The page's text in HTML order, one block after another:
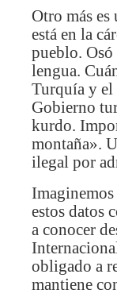
Otro más
está en la
pueblo. Osó
lengua.
Turquía y el
Gobierno
kurdo.
montaña».
ilegal por
estos datos
a conocer
obligado a
mantiene